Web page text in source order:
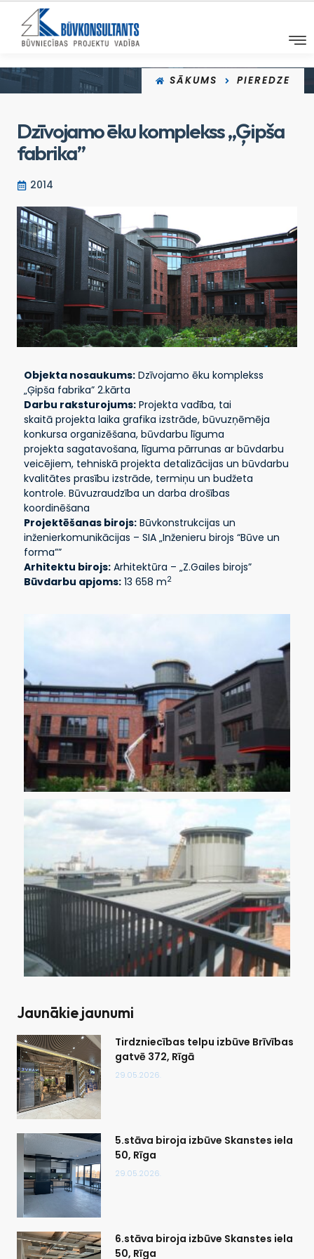
SĀKUMS PIEREDZE
Dzīvojamo ēku komplekss „Ģipša
fabrika”
2014
Objekta nosaukums: Dzīvojamo ēku komplekss
„Ģipša fabrika” 2.kārta
Darbu raksturojums: Projekta vadība, tai
skaitā projekta laika grafika izstrāde, būvuzņēmēja
konkursa organizēšana, būvdarbu līguma
projekta sagatavošana, līguma pārrunas ar būvdarbu
veicējiem, tehniskā projekta detalizācijas un būvdarbu
kvalitātes prasību izstrāde, termiņu un budžeta
kontrole. Būvuzraudzība un darba drošības
koordinēšana
Projektēšanas birojs: Būvkonstrukcijas un
inženierkomunikācijas – SIA „Inženieru birojs “Būve un
forma””
Arhitektu birojs: Arhitektūra – „Z.Gailes birojs”
Būvdarbu apjoms: 13 658 m2
Jaunākie jaunumi
Tirdzniecības telpu izbūve Brīvības
gatvē 372, Rīgā
29.05.2026.
5.stāva biroja izbūve Skanstes iela
50, Rīga
29.05.2026.
6.stāva biroja izbūve Skanstes iela
50, Rīga